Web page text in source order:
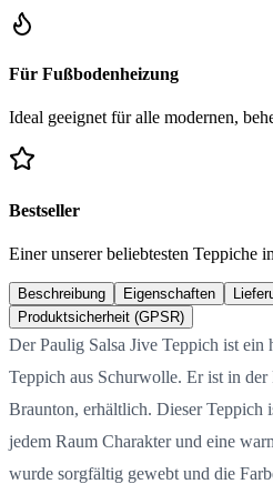
Für Fußbodenheizung
Ideal geeignet für alle modernen,
Bestseller
Einer unserer beliebtesten Teppiche
Beschreibung Eigenschaften
Produktsicherheit (GPSR)
Der Paulig Salsa Jive Teppich ist ein
Teppich aus Schurwolle. Er ist in der
Braunton, erhältlich. Dieser Teppich
jedem Raum Charakter und eine
wurde sorgfältig gewebt und die